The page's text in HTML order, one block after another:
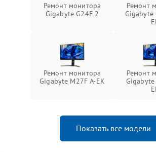
Ремонт монитора
Gigabyte G24F 2
Ремонт
Gigabyte
Ремонт монитора
Gigabyte M27F A-EK
Ремонт
Показать все модели